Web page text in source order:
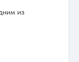
из